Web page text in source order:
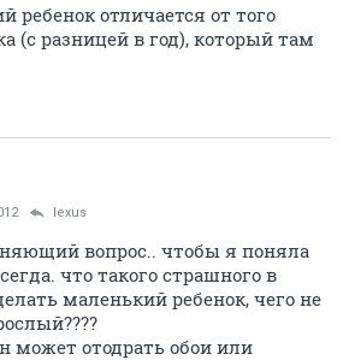
отличается от того
(с разницей в год), который там
lexus
вопрос.. чтобы я поняла
что такого страшного в
маленький ребенок, чего не
может отодрать обои или